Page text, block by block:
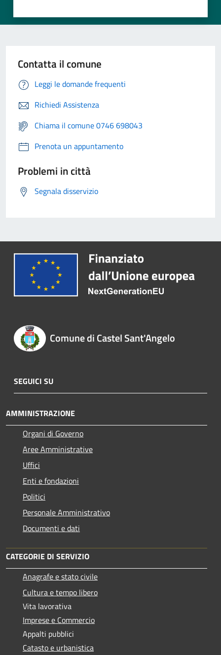
Contatta il comune
Leggi le domande frequenti
Richiedi Assistenza
Chiama il comune 0746 698043
Prenota un appuntamento
Problemi in città
Segnala disservizio
Comune di Castel Sant'Angelo
SEGUICI SU
AMMINISTRAZIONE
Organi di Governo
Aree Amministrative
Uffici
Enti e fondazioni
Politici
Personale Amministrativo
Documenti e dati
CATEGORIE DI SERVIZIO
Anagrafe e stato civile
Cultura e tempo libero
Vita lavorativa
Imprese e Commercio
Appalti pubblici
Catasto e urbanistica